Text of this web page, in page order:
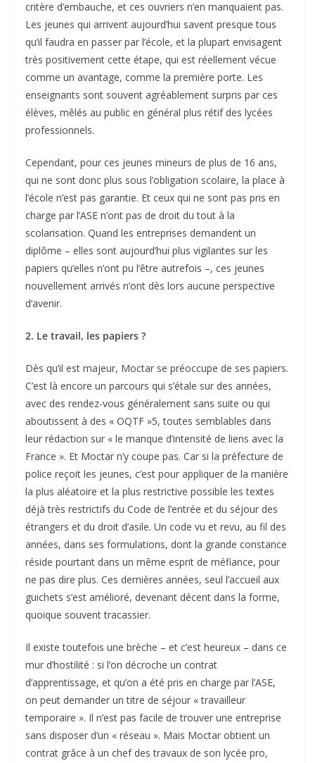
critère d’embauche, et ces ouvriers n’en manquaient pas.
Les jeunes qui arrivent aujourd’hui savent presque tous
qu’il faudra en passer par l’école, et la plupart envisagent
très positivement cette étape, qui est réellement vécue
comme un avantage, comme la première porte. Les
enseignants sont souvent agréablement surpris par ces
élèves, mêlés au public en général plus rétif des lycées
professionnels.
Cependant, pour ces jeunes mineurs de plus de 16 ans,
qui ne sont donc plus sous l’obligation scolaire, la place à
l’école n’est pas garantie. Et ceux qui ne sont pas pris en
charge par l’ASE n’ont pas de droit du tout à la
scolarisation. Quand les entreprises demandent un
diplôme – elles sont aujourd’hui plus vigilantes sur les
papiers qu’elles n’ont pu l’être autrefois –, ces jeunes
nouvellement arrivés n’ont dès lors aucune perspective
d’avenir.
2. Le travail, les papiers ?
Dès qu’il est majeur, Moctar se préoccupe de ses papiers.
C’est là encore un parcours qui s’étale sur des années,
avec des rendez-vous généralement sans suite ou qui
aboutissent à des « OQTF »5, toutes semblables dans
leur rédaction sur « le manque d’intensité de liens avec la
France ». Et Moctar n’y coupe pas. Car si la préfecture de
police reçoit les jeunes, c’est pour appliquer de la manière
la plus aléatoire et la plus restrictive possible les textes
déjà très restrictifs du Code de l’entrée et du séjour des
étrangers et du droit d’asile. Un code vu et revu, au fil des
années, dans ses formulations, dont la grande constance
réside pourtant dans un même esprit de méfiance, pour
ne pas dire plus. Ces dernières années, seul l’accueil aux
guichets s’est amélioré, devenant décent dans la forme,
quoique souvent tracassier.
Il existe toutefois une brèche – et c’est heureux – dans ce
mur d’hostilité : si l’on décroche un contrat
d’apprentissage, et qu’on a été pris en charge par l’ASE,
on peut demander un titre de séjour « travailleur
temporaire ». Il n’est pas facile de trouver une entreprise
sans disposer d’un « réseau ». Mais Moctar obtient un
contrat grâce à un chef des travaux de son lycée pro,